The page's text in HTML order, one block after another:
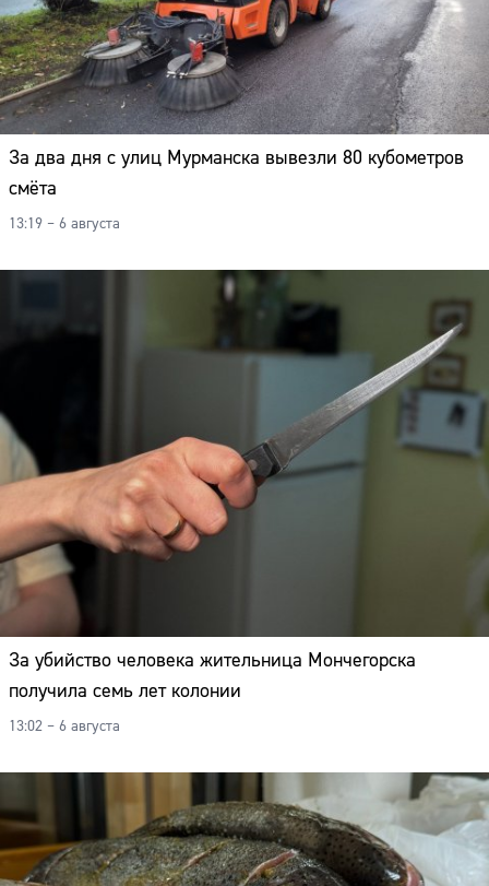
За два дня с улиц Мурманска вывезли 80 кубометров
смёта
13:19 – 6 августа
За убийство человека жительница Мончегорска
получила семь лет колонии
13:02 – 6 августа
Сайт: